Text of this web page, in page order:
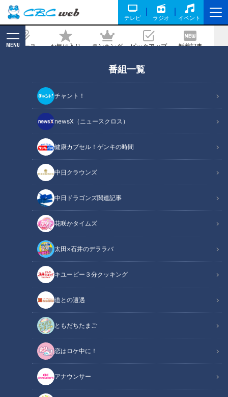
テレビ ラジオ イベント
ニュース お気に入り ランキング ピックアップ 新着記事
MENU
番組一覧
チャント！
newsX（ニュースクロス）
健康カプセル！ゲンキの時間
中日クラウンズ
中日ドラゴンズ関連記事
花咲かタイムズ
太田×石井のデララバ
キユーピー３分クッキング
道との遭遇
ともだちたまご
恋はロケ中に！
アナウンサー
てしまうぞ」大先輩の言葉とドラゴンズ
根尾昂の覚悟
記事に戻る
「サンデードラゴンズ」より根尾昂選手(C)CBCテレビ
この記事の画像（全4枚）